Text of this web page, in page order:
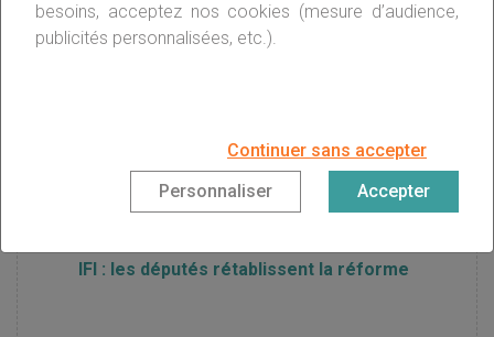
Impôt sur la fortune immobilière : le
plafonnement de retour en 2020
IFI : les députés rétablissent la réforme
besoins, acceptez nos cookies (mesure d’audience,
publicités personnalisées, etc.).
Continuer sans accepter
Personnaliser
Accepter